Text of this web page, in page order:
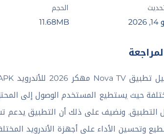
الحجم
11.68MB
حيث يستطيع المستخدم الوصول إلى
التطبيق. ونضيف على ذلك أن التطبيق يدعم
وتحسين الأداء على أجهزة الأندرويد